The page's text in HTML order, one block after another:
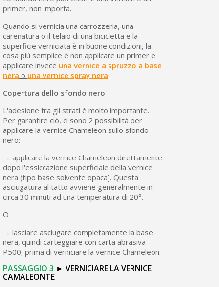
primer, non importa.
Quando si vernicia una carrozzeria, una
carenatura o il telaio di una bicicletta e la
superficie verniciata è in buone condizioni, la
cosa più semplice è non applicare un primer e
applicare invece una vernice a spruzzo a base
nera o una vernice spray nera
Copertura dello sfondo nero
L'adesione tra gli strati è molto importante.
Per garantire ciò, ci sono 2 possibilità per
applicare la vernice Chameleon sullo sfondo
nero:
→ applicare la vernice Chameleon direttamente
dopo l'essiccazione superficiale della vernice
nera (tipo base solvente opaca). Questa
asciugatura al tatto avviene generalmente in
circa 30 minuti ad una temperatura di 20°.
O
→ lasciare asciugare completamente la base
nera, quindi carteggiare con carta abrasiva
P500, prima di verniciare la vernice Chameleon.
PASSAGGIO 3 ► VERNICIARE LA VERNICE
CAMALEONTE